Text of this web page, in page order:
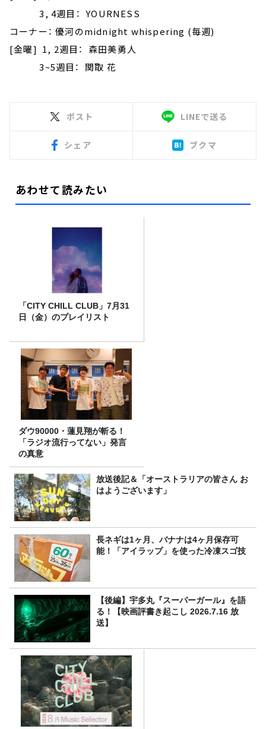
3, 4週目： YOURNESS
コーナー： 優河のmidnight whispering (毎週)
[金曜] 1, 2週目： 森田美勇人
3~5週目： 関取 花
ポスト LINEで送る
シェア ブクマ
あわせて読みたい
「CITY CHILL CLUB」7月31
日（金）のプレイリスト
ダウ90000・蓮見翔が斬る！
「ラジオ流行ってない」発言
の真意
放送後記＆「オーストラリアの皆さん お
はようございます」
長ネギは1ヶ月、バナナは4ヶ月保存可
能！「アイラップ」を使った冷凍スゴ技
【後編】宇多丸『スーパーガール』を語
る！【映画評書き起こし 2026.7.16 放
送】